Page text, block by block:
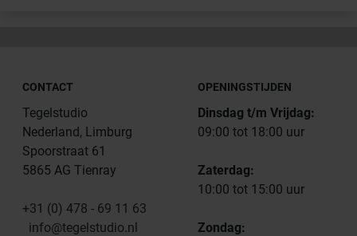
CONTACT
Tegelstudio
Nederland, Limburg
Spoorstraat 61
5865 AG Tienray
+31 (0) 478 - 69 11 63
info@tegelstudio.nl
OPENINGSTIJDEN
Dinsdag t/m Vrijdag:
09:00 tot 18:00 uur
Zaterdag:
10:00 tot 15:00 uur
Zondag: